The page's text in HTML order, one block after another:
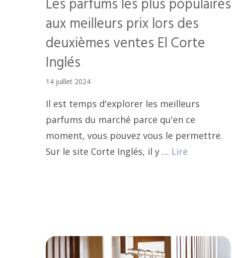
Les parfums les plus populaires
aux meilleurs prix lors des
deuxièmes ventes El Corte
Inglés
14 juillet 2024
Il est temps d'explorer les meilleurs
parfums du marché parce qu'en ce
moment, vous pouvez vous le permettre.
Sur le site Corte Inglés, il y … Lire